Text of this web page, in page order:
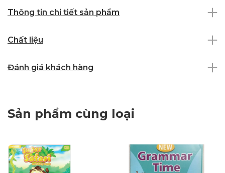
Thông tin chi tiết sản phẩm
Chất liệu
Đánh giá khách hàng
Sản phẩm cùng loại